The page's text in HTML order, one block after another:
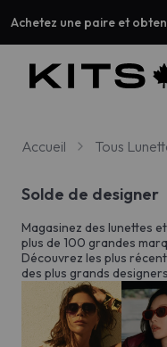
Achetez une paire et
Accueil Tous
Solde de designer
Magasinez des lunettes
plus de 100 grandes
Découvrez les plus
des plus grands